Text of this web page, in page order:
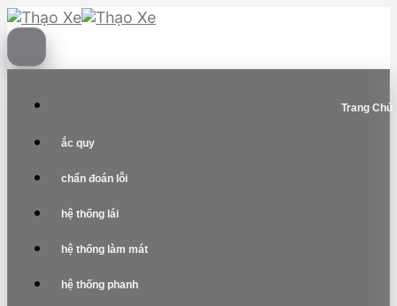
Skip
to
content
Trang Chủ
ắc quy
chẩn đoán lỗi
hệ thống lái
hệ thống làm mát
hệ thống phanh